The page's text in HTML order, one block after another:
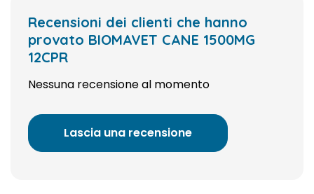
Recensioni dei clienti che hanno
provato BIOMAVET CANE 1500MG
12CPR
Nessuna recensione al momento
Lascia una recensione